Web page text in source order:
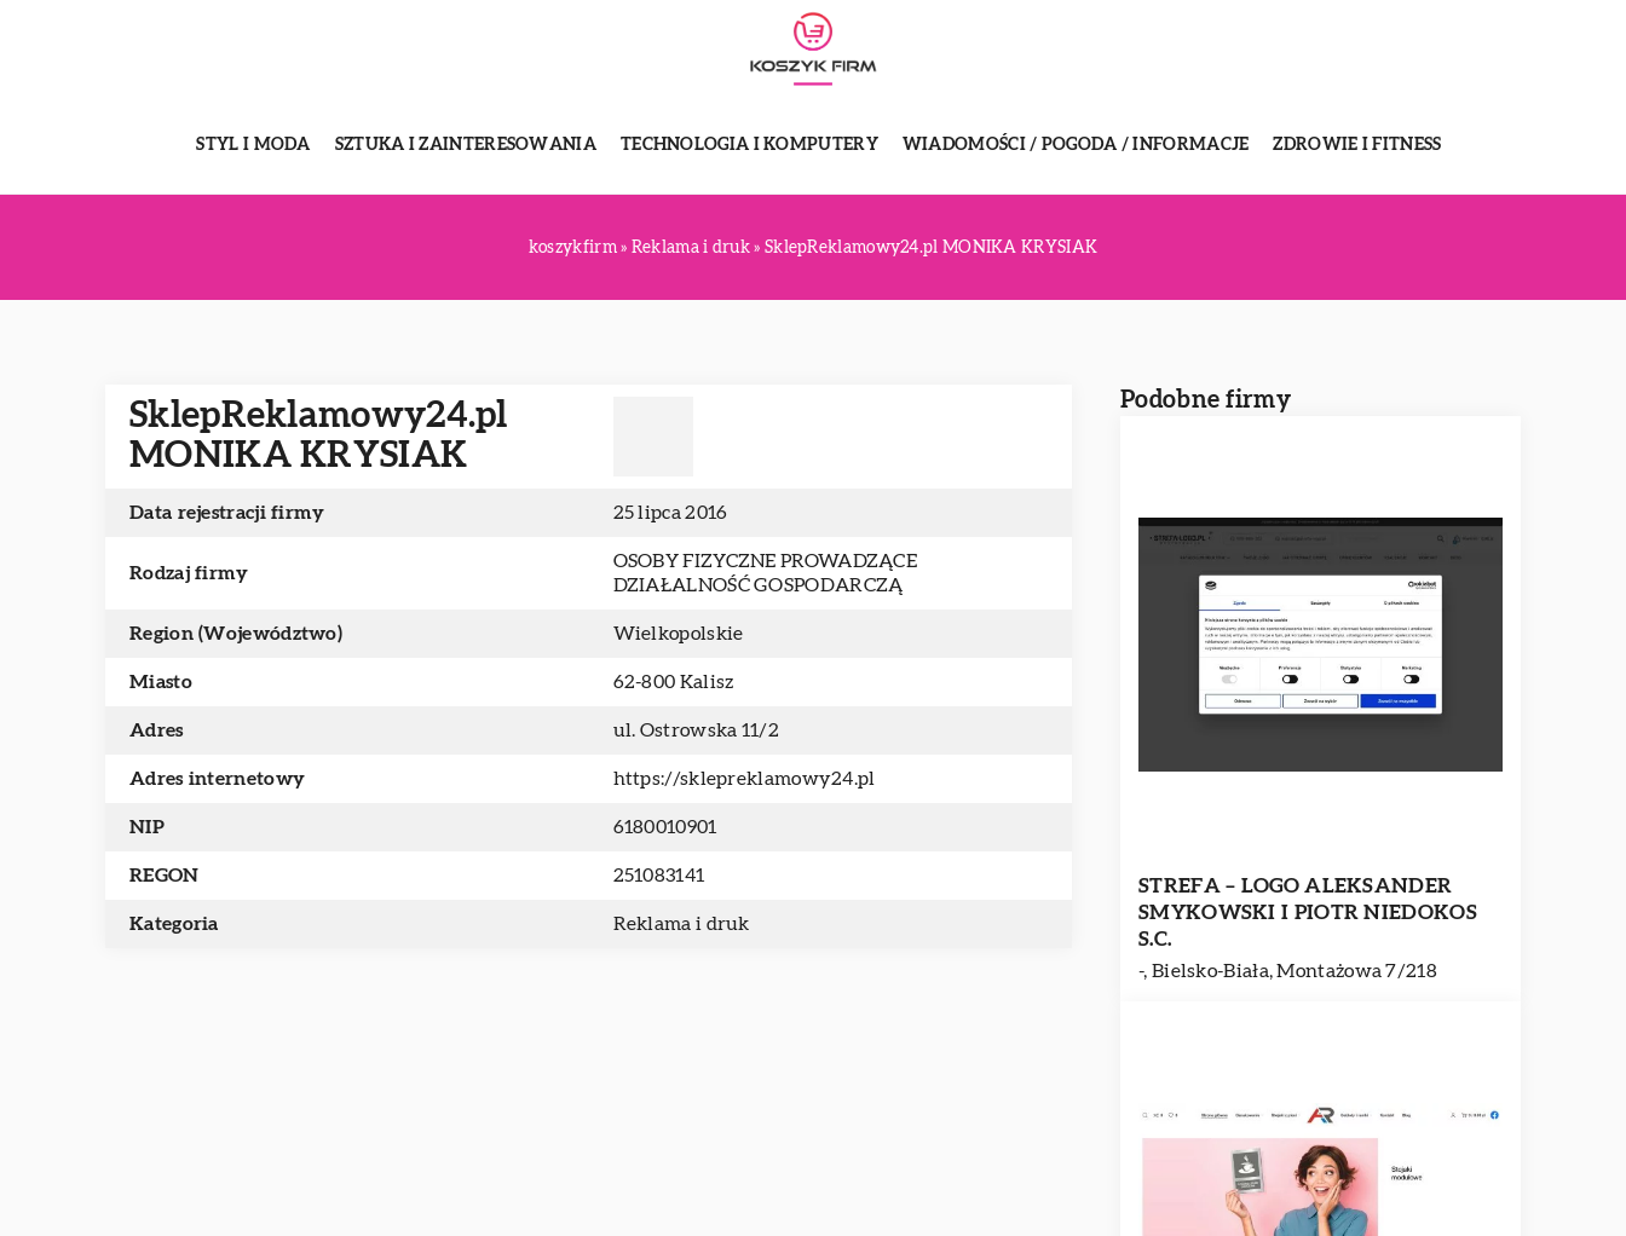
STYL I MODA SZTUKA I ZAINTERESOWANIA TECHNOLOGIA I KOMPUTERY WIADOMOŚCI / POGODA / INFORMACJE ZDROWIE I FITNESS
koszykfirm» Reklama i druk » SklepReklamowy24.pl MONIKA KRYSIAK
SklepReklamowy24.pl
MONIKA KRYSIAK
Data rejestracji firmy 25 lipca 2016
Rodzaj firmy
OSOBY FIZYCZNE PROWADZĄCE
DZIAŁALNOŚĆ GOSPODARCZĄ
Region (Województwo) Wielkopolskie
Miasto 62-800 Kalisz
Adres ul. Ostrowska 11/2
Adres internetowy https://sklepreklamowy24.pl
NIP 6180010901
REGON 251083141
Kategoria Reklama i druk
Podobne firmy
STREFA – LOGO ALEKSANDER
SMYKOWSKI I PIOTR NIEDOKOS
S.C.
-, Bielsko-Biała, Montażowa 7/218